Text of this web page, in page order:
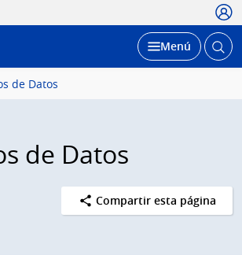
Desplegar
Menú Abrir
de Datos
de Datos
Compartir esta página